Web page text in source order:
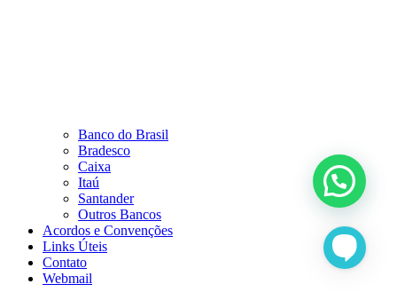
Banco do Brasil
Bradesco
Caixa
Itaú
Santander
Outros Bancos
Acordos e Convenções
Links Úteis
Contato
Webmail